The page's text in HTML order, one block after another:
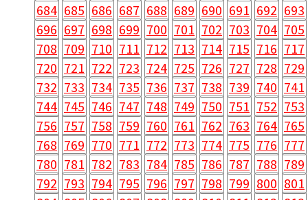
684 685 686 687 688 689 690 691 692 693
696 697 698 699 700 701 702 703 704 705
708 709 710 711 712 713 714 715 716 717
720 721 722 723 724 725 726 727 728 729
732 733 734 735 736 737 738 739 740 741
744 745 746 747 748 749 750 751 752 753
756 757 758 759 760 761 762 763 764 765
768 769 770 771 772 773 774 775 776 777
780 781 782 783 784 785 786 787 788 789
792 793 794 795 796 797 798 799 800 801